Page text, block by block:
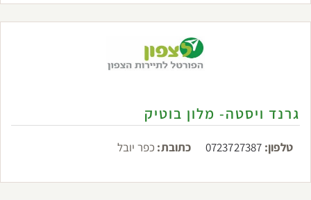
גרנד ויסטה- מלון בוטיק
טלפון: 0723727387 כתובת: כפר יובל